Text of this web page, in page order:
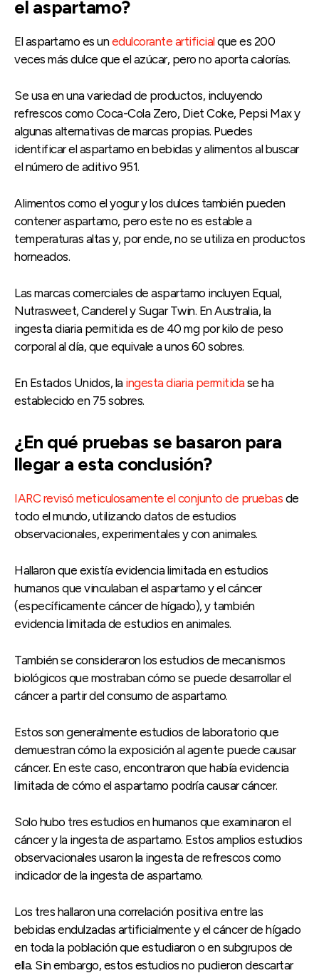
el aspartamo?
El aspartamo es unedulcorante artificial que es 200
veces más dulce que el azúcar, pero no aporta calorías.
Se usa en una variedad de productos, incluyendo
refrescos como Coca-Cola Zero, Diet Coke, Pepsi Max y
algunas alternativas de marcas propias. Puedes
identificar el aspartamo en bebidas y alimentos al buscar
el número de aditivo 951.
Alimentos como el yogur y los dulces también pueden
contener aspartamo, pero este no es estable a
temperaturas altas y, por ende, no se utiliza en productos
horneados.
Las marcas comerciales de aspartamo incluyen Equal,
Nutrasweet, Canderel y Sugar Twin. En Australia, la
ingesta diaria permitida es de 40 mg por kilo de peso
corporal al día, que equivale a unos 60 sobres.
En Estados Unidos, la ingesta diaria permitida se ha
establecido en 75 sobres.
¿En qué pruebas se basaron para
llegar a esta conclusión?
IARC revisó meticulosamente el conjunto de pruebas de
todo el mundo, utilizando datos de estudios
observacionales, experimentales y con animales.
Hallaron que existía evidencia limitada en estudios
humanos que vinculaban el aspartamo y el cáncer
(específicamente cáncer de hígado), y también
evidencia limitada de estudios en animales.
También se consideraron los estudios de mecanismos
biológicos que mostraban cómo se puede desarrollar el
cáncer a partir del consumo de aspartamo.
Estos son generalmente estudios de laboratorio que
demuestran cómo la exposición al agente puede causar
cáncer. En este caso, encontraron que había evidencia
limitada de cómo el aspartamo podría causar cáncer.
Solo hubo tres estudios en humanos que examinaron el
cáncer y la ingesta de aspartamo. Estos amplios estudios
observacionales usaron la ingesta de refrescos como
indicador de la ingesta de aspartamo.
Los tres hallaron una correlación positiva entre las
bebidas endulzadas artificialmente y el cáncer de hígado
en toda la población que estudiaron o en subgrupos de
ella. Sin embargo, estos estudios no pudieron descartar